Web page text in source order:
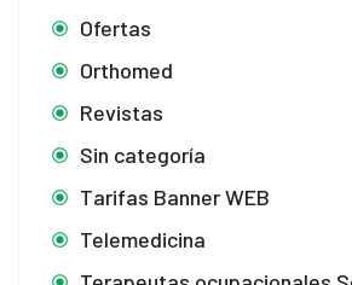
Ofertas
Orthomed
Revistas
Sin categoría
Tarifas Banner WEB
Telemedicina